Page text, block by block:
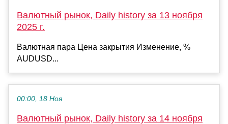
Валютный рынок, Daily history за 13 ноября
2025 г.
Валютная пара Цена закрытия Изменение, %
AUDUSD...
00:00, 18 Ноя
Валютный рынок, Daily history за 14 ноября